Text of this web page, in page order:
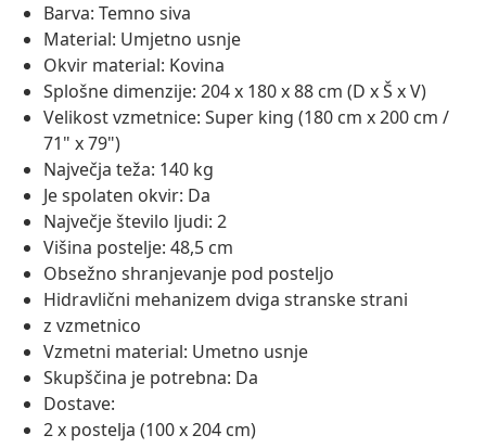
Barva: Temno siva
Material: Umjetno usnje
Okvir material: Kovina
Splošne dimenzije: 204 x 180 x 88 cm (D x Š x V)
Velikost vzmetnice: Super king (180 cm x 200 cm /
71" x 79")
Največja teža: 140 kg
Je spolaten okvir: Da
Največje število ljudi: 2
Višina postelje: 48,5 cm
Obsežno shranjevanje pod posteljo
Hidravlični mehanizem dviga stranske strani
z vzmetnico
Vzmetni material: Umetno usnje
Skupščina je potrebna: Da
Dostave:
2 x postelja (100 x 204 cm)